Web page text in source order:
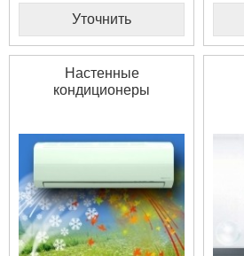
Уточнить
Настенные
кондиционеры